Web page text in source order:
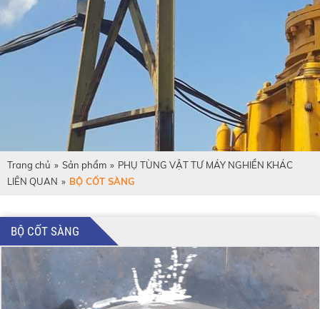
Trang chủ » Sản phẩm » PHỤ TÙNG VẬT TƯ MÁY NGHIỀN KHÁC
LIÊN QUAN » BỘ CỐT SÀNG
BỘ CỐT SÀNG